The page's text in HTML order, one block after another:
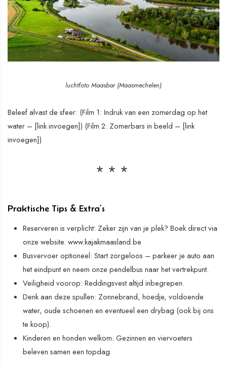
luchtfoto Maasbar (Maasmechelen)
Beleef alvast de sfeer: (Film 1: Indruk van een zomerdag op het
water – [link invoegen]) (Film 2: Zomerbars in beeld – [link
invoegen])
Praktische Tips & Extra’s
Reserveren is verplicht: Zeker zijn van je plek? Boek direct via
onze website. www.kajakmaasland.be
Busvervoer optioneel: Start zorgeloos – parkeer je auto aan
het eindpunt en neem onze pendelbus naar het vertrekpunt.
Veiligheid voorop: Reddingsvest altijd inbegrepen.
Denk aan deze spullen: Zonnebrand, hoedje, voldoende
water, oude schoenen en eventueel een drybag (ook bij ons
te koop).
Kinderen en honden welkom: Gezinnen en viervoeters
beleven samen een topdag